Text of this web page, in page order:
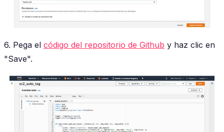
6. Pega el código del repositorio de Github y haz clic en
"Save".